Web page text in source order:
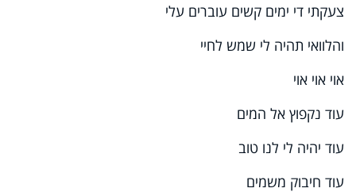
צעקתי די ימים קשים עוברים עלי
והלוואי תהיה לי שמש לחיי
אוי אוי אוי
עוד נקפוץ אל המים
עוד יהיה לי לנו טוב
עוד חיבוק משמים